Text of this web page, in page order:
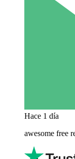
Hace 1 día
awesome free